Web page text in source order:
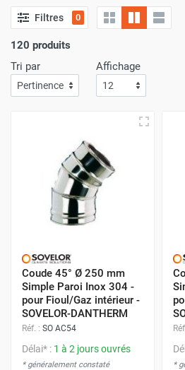
Filtres 0
120 produits
Tri par
Affichage
Coude 45° Ø 250 mm
Simple Paroi Inox 304 -
pour Fioul/Gaz intérieur -
SOVELOR-DANTHERM
Réf. : SO AC54
Délai* : 1 à 2 jours ouvrés
* généralement constaté *